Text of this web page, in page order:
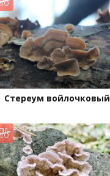
Стереум войлочковый